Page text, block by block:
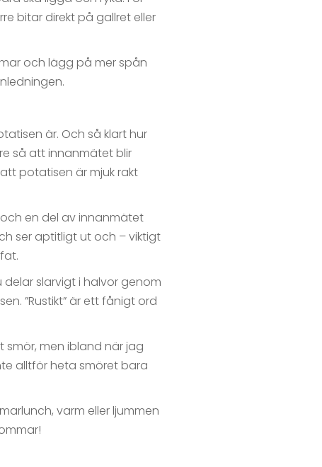
bitar direkt på gallret eller
och lägg på mer spån
är. Och så klart hur
så att innanmätet blir
potatisen är mjuk rakt
en del av innanmätet
ser aptitligt ut och – viktigt
slarvigt i halvor genom
”Rustikt” är ett fånigt ord
men ibland när jag
alltför heta smöret bara
varm eller ljummen